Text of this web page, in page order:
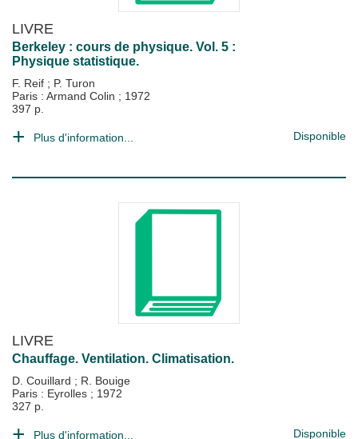
LIVRE
Berkeley : cours de physique. Vol. 5 :
Physique statistique.
F. Reif ; P. Turon
Paris : Armand Colin ; 1972
397 p.
Plus d'information... Disponible
LIVRE
Chauffage. Ventilation. Climatisation.
D. Couillard ; R. Bouige
Paris : Eyrolles ; 1972
327 p.
Plus d'information... Disponible